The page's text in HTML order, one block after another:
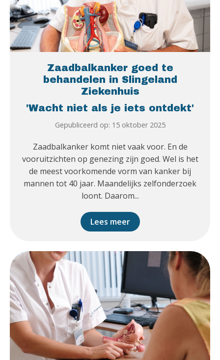
Zaadbalkanker goed te
behandelen in Slingeland
Ziekenhuis
'Wacht niet als je iets ontdekt'
Gepubliceerd op: 15 oktober 2025
Zaadbalkanker komt niet vaak voor. En de
vooruitzichten op genezing zijn goed. Wel is het
de meest voorkomende vorm van kanker bij
mannen tot 40 jaar. Maandelijks zelfonderzoek
loont. Daarom...
Lees meer